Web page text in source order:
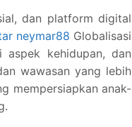
dan platform digital
neymar88 Globalisasi
aspek kehidupan, dan
wawasan yang lebih
mempersiapkan anak-